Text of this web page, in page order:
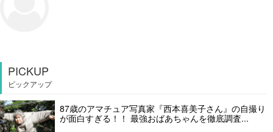
PICKUP
ピックアップ
87歳のアマチュア写真家『西本喜美子さん』の自撮り
が面白すぎる！！ 最強おばあちゃんを徹底調査...